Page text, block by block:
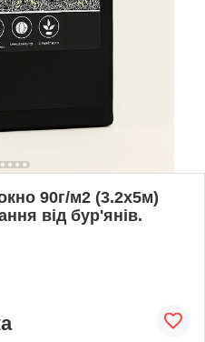
90г/м2 (3.2х5м)
від бур'янів.